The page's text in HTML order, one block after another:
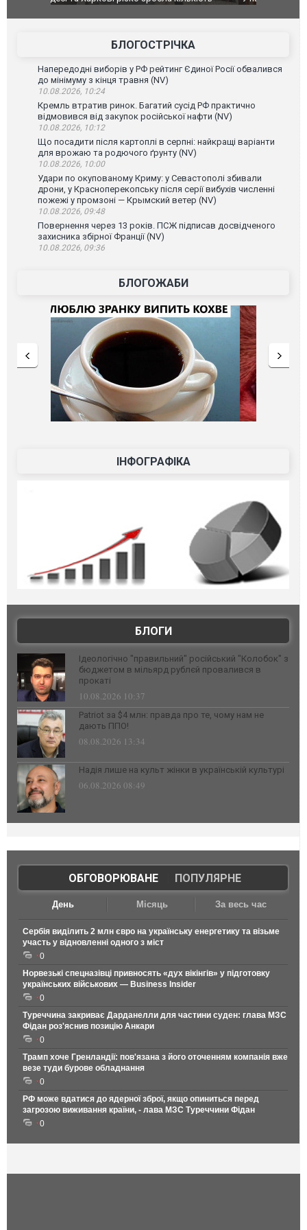
до
зіркового
БЛОГОСТРІЧКА
Напередодні виборів у РФ рейтинг Єдиної Росії обвалився
до мінімуму з кінця травня (NV)
10.08.2026, 10:24
Кремль втратив ринок. Багатий сусід РФ практично
відмовився від закупок російської нафти (NV)
10.08.2026, 10:12
Що посадити після картоплі в серпні: найкращі варіанти
для врожаю та родючого ґрунту (NV)
10.08.2026, 10:00
Удари по окупованому Криму: у Севастополі збивали
дрони, у Красноперекопську після серії вибухів численні
пожежі у промзоні — Крымский ветер (NV)
10.08.2026, 09:48
Повернення через 13 років. ПСЖ підписав досвідченого
захисника збірної Франції (NV)
10.08.2026, 09:36
БЛОГОЖАБИ
ІНФОГРАФІКА
БЛОГИ
Ідеологічно "правильний" російський "Колобок" з
бюджетом в мільярд рублєй провалився в
прокаті
10.08.2026 10:37
Patriot за $4 млн: правда про те, чому нам не
дають ППО!
08.08.2026 13:34
Надія лише на культ жінки в українській культурі
06.08.2026 08:49
ОБГОВОРЮВАНЕ| ПОПУЛЯРНЕ
День Місяць За весь час
Сербія виділить 2 млн євро на українську енергетику та візьме
участь у відновленні одного з міст
0
Норвезькі спецназівці привносять «дух вікінгів» у підготовку
українських військових — Business Insider
0
Туреччина закриває Дарданелли для частини суден: глава МЗС
Фідан роз'яснив позицію Анкари
0
Трамп хоче Гренландії: пов'язана з його оточенням компанія вже
везе туди бурове обладнання
0
РФ може вдатися до ядерної зброї, якщо опиниться перед
загрозою виживання країни, - лава МЗС Туреччини Фідан
0